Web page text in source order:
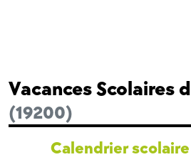
Vacances Scolaires
(19200)
Calendrier